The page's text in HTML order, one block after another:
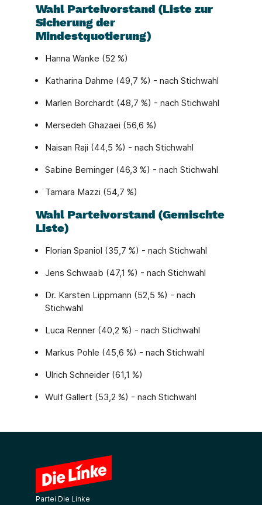
Wahl Parteivorstand (Liste zur
Sicherung der
Mindestquotierung)
Hanna Wanke (52 %)
Katharina Dahme (49,7 %) - nach Stichwahl
Marlen Borchardt (48,7 %) - nach Stichwahl
Mersedeh Ghazaei (56,6 %)
Naisan Raji (44,5 %) - nach Stichwahl
Sabine Berninger (46,3 %) - nach Stichwahl
Tamara Mazzi (54,7 %)
Wahl Parteivorstand (Gemischte
Liste)
Florian Spaniol (35,7 %) - nach Stichwahl
Jens Schwaab (47,1 %) - nach Stichwahl
Dr. Karsten Lippmann (52,5 %) - nach
Stichwahl
Luca Renner (40,2 %) - nach Stichwahl
Markus Pohle (45,6 %) - nach Stichwahl
Ulrich Schneider (61,1 %)
Wulf Gallert (53,2 %) - nach Stichwahl
Partei Die Linke